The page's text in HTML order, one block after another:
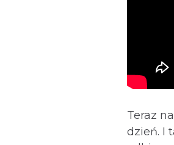
Teraz
dzień. I